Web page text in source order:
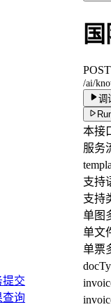
提交
查询
POST
/ai/
调
本接
服务
支持
支持
单图
单文
单票